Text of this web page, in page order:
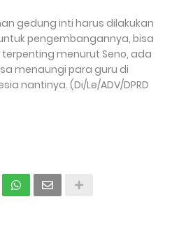
gedung inti harus dilakukan
pengembangannya, bisa
menurut Seno, ada
menaungi para guru di
nantinya. (Di/Le/ADV/DPRD